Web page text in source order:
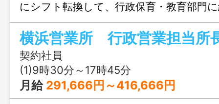
にシフト転換して、行政保育・教育部門
投下する考えであり、次の１０年に向け
シュアップし、次世代への世代交代を進
成長戦略に基づき、事業規模の拡大と地
の保育・教育部門の充実の為、重点地域
域型保育事業の事業所内保育所や小規模
童クラブ・児童館等の運営業務に取り組
横浜営業所 行政営業担当所
契約社員
(1)9時30分～17時45分
月給 291,666円～416,666円